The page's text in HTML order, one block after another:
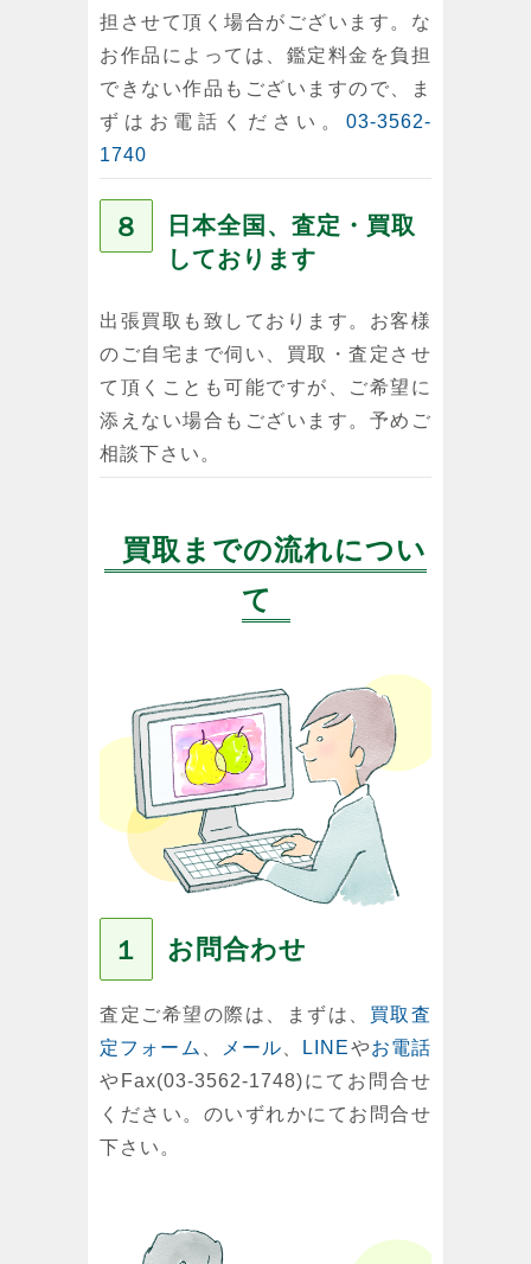
担させて頂く場合がございます。な
お作品によっては、鑑定料金を負担
できない作品もございますので、ま
ずはお電話ください。 03-3562-
1740
８
日本全国、査定・買取
しております
出張買取も致しております。お客様
のご自宅まで伺い、買取・査定させ
て頂くことも可能ですが、ご希望に
添えない場合もございます。予めご
相談下さい。
買取までの流れについ
て
１ お問合わせ
査定ご希望の際は、まずは、 買取査
定フォーム
メール LINEやお電話
やFax(03-3562-1748)にてお問合せ
ください。のいずれかにてお問合せ
下さい。